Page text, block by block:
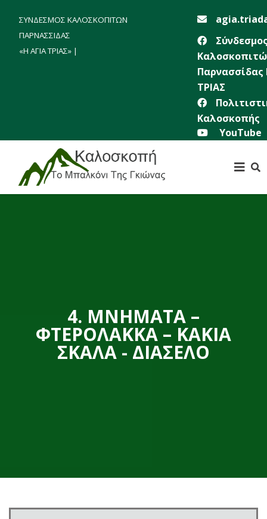
ΣΥΝΔΕΣΜΟΣ ΚΑΛΟΣΚΟΠΙΤΩΝ
ΠΑΡΝΑΣΣΙΔΑΣ
«Η ΑΓΙΑ ΤΡΙΑΣ» |
Παρνασσίδας
ΤΡΙΑΣ
Καλοσκοπής
YouTube
4. ΜΝΉΜΑΤΑ –
ΦΤΕΡΌΛΑΚΚΑ – ΚΑΚΙΆ
ΣΚΆΛΑ - ΔΙΆΣΕΛΟ